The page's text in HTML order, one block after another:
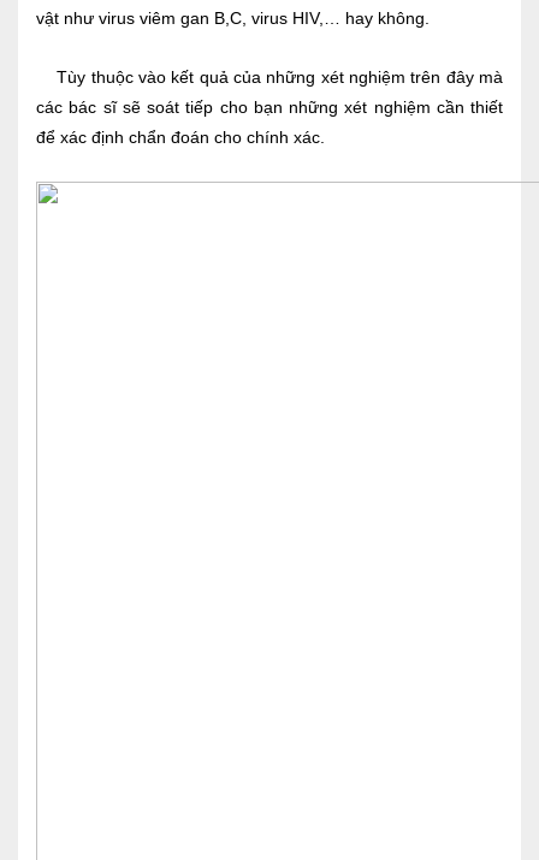
vật như virus viêm gan B,C, virus HIV,… hay không.
Tùy thuộc vào kết quả của những xét nghiệm trên đây mà
các bác sĩ sẽ soát tiếp cho bạn những xét nghiệm cần thiết
để xác định chẩn đoán cho chính xác.